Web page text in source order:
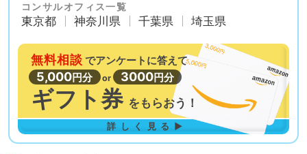
コンサルオフィス一覧
東京都 神奈川県 千葉県 埼玉県
無料相談 でアンケートに答えて
5,000円分 or 3000円分
ギフト券 を もらおう！
詳しく見る▶